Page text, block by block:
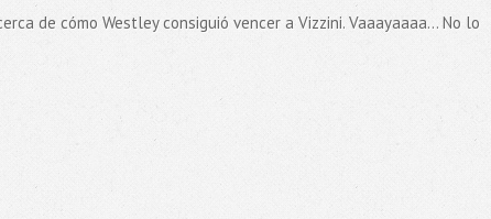
de cómo Westley consiguió vencer a Vizzini. Vaaayaaaa... No lo